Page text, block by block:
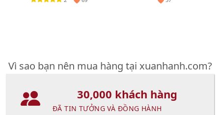
Vì sao bạn nên mua hàng tại xuanhanh.com?
30,000 khách hàng
ĐÃ TIN TƯỞNG VÀ ĐỒNG HÀNH